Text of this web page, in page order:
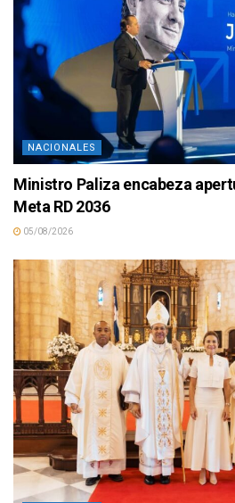
NACIONALES
Ministro Paliza encabeza
Meta RD 2036
05/08/2026